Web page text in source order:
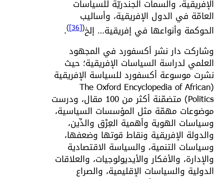
الإفريقية، والسمات الجندريّة للسياسات
العامّة في الدول الإفريقية، وأساليب
الحوكمة وأنواعها في إفريقية… إلخ(
[36]
)
.
وشاركت دار نشر أكسفورد في المجهود
العلمي لدراسة السياسات الإفريقية؛ حيث
نشرت موسوعة أكسفورد للسياسة الإفريقية
(The Oxford Encyclopedia of African
Politics) متضمّنة أكثر من 100 مقال، ودرست
موضوعات مهمّة مثل المؤسسات السياسية،
وسياسات الهوية وأهمية العِرْق والدِّين،
والدولة الإفريقية ونقاط قوتها وضعفها،
وسياسات التنمية، والسياسة الاقتصادية
والإدارة، والأفكار والأيديولوجيات، والعلاقات
الدولية والسياسات الإقليمية، والصراع